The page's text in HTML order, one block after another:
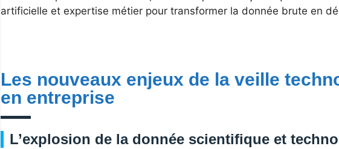
artificielle et expertise métier pour transformer la donnée brute en
Les nouveaux enjeux de la veille
en entreprise
L’explosion de la donnée scientifique et